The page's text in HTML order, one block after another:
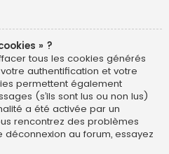
» ?
tous les cookies générés
authentification et votre
permettent également
(s’ils sont lus ou non lus)
a été activée par un
rencontrez des problèmes
au forum, essayez